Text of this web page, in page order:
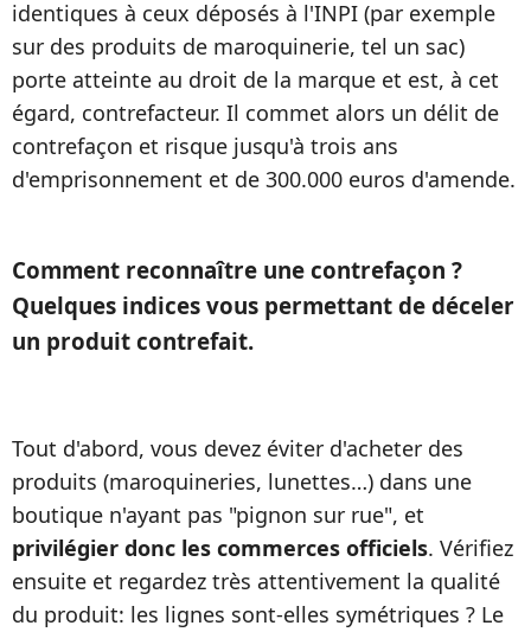
identiques à ceux déposés à l'INPI (par exemple
sur des produits de maroquinerie, tel un sac)
porte atteinte au droit de la marque et est, à cet
égard, contrefacteur. Il commet alors un délit de
contrefaçon et risque jusqu'à trois ans
d'emprisonnement et de 300.000 euros d'amende.
Comment reconnaître une contrefaçon ?
Quelques indices vous permettant de déceler
un produit contrefait.
Tout d'abord, vous devez éviter d'acheter des
produits (maroquineries, lunettes…) dans une
boutique n'ayant pas "pignon sur rue", et
privilégier donc les commerces officiels. Vérifiez
ensuite et regardez très attentivement la qualité
du produit: les lignes sont-elles symétriques ? Le